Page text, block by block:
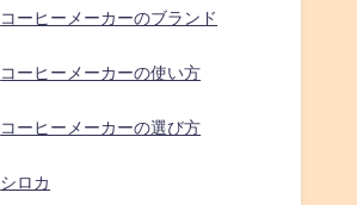
コーヒーメーカーのブランド
コーヒーメーカーの使い方
コーヒーメーカーの選び方
シロカ